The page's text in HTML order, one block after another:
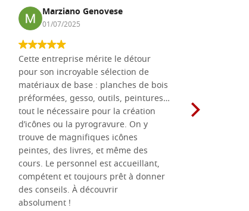
Marziano Genovese
01/07/2025
Cette entreprise mérite le détour
pour son incroyable sélection de
matériaux de base : planches de bois
préformées, gesso, outils, peintures…
tout le nécessaire pour la création
d’icônes ou la pyrogravure. On y
trouve de magnifiques icônes
peintes, des livres, et même des
cours. Le personnel est accueillant,
compétent et toujours prêt à donner
des conseils. À découvrir
absolument !